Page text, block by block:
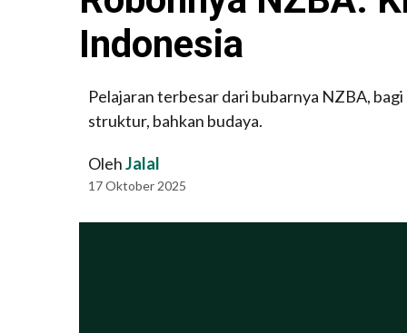
Indonesia
Pelajaran terbesar dari bubarnya NZBA,
struktur, bahkan budaya.
OlehJalal
17 Oktober 2025